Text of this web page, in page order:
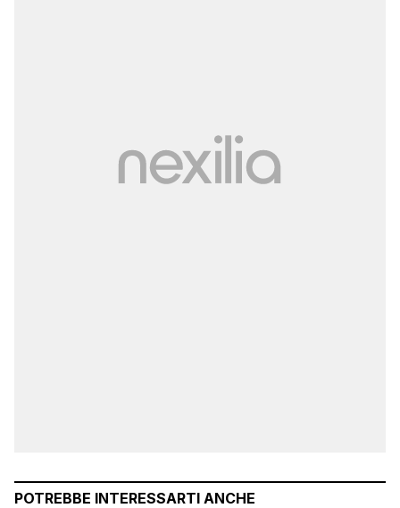
POTREBBE INTERESSARTI ANCHE